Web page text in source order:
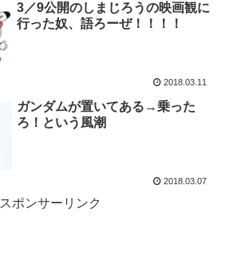
3／9公開のしまじろうの映画観に
行った奴、語ろーぜ！！！！
2018.03.11
ガンダムが置いてある→乗った
ろ！という風潮
2018.03.07
スポンサーリンク